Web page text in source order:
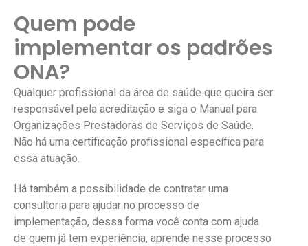
Quem pode
implementar os padrões
ONA?
Qualquer profissional da área de saúde que queira ser
responsável pela acreditação e siga o Manual para
Organizações Prestadoras de Serviços de Saúde.
Não há uma certificação profissional específica para
essa atuação.
Há também a possibilidade de contratar uma
consultoria para ajudar no processo de
implementação, dessa forma você conta com ajuda
de quem já tem experiência, aprende nesse processo